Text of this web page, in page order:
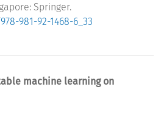
Springer.
981-92-1468-6_33
machine learning on